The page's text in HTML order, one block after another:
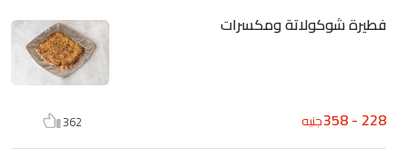
فطيرة شوكولاتة ومكسرات
228 - 358 جنيه 362